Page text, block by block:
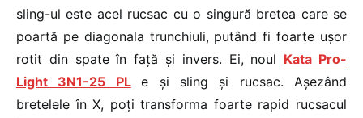
sling-ul este acel rucsac cu o singură bretea care se
poartă pe diagonala trunchiuli, putând fi foarte ușor
rotit din spate în față și invers. Ei, noul Kata Pro-
Light 3N1-25 PL
e și sling și rucsac. Așezând
bretelele în X, poți transforma foarte rapid rucsacul